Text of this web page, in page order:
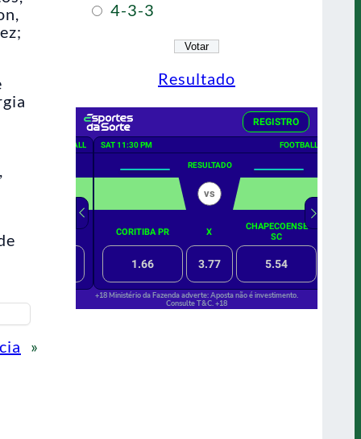
»
4-3-3
Resultado